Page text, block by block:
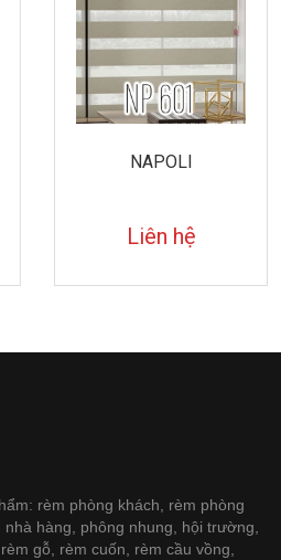
NAPOLI
Liên hệ
rèm phòng khách, rèm phòng
hàng, phông nhung, hội trường,
gỗ, rèm cuốn, rèm cầu vồng,